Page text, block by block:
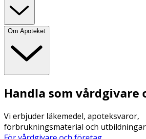
Om Apoteket
Handla som vårdgivare
Vi erbjuder läkemedel, apoteksvaror,
förbrukningsmaterial och